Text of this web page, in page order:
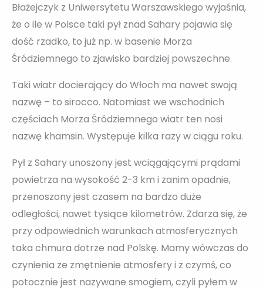
Błażejczyk z Uniwersytetu Warszawskiego wyjaśnia,
że o ile w Polsce taki pył znad Sahary pojawia się
dość rzadko, to już np. w basenie Morza
Śródziemnego to zjawisko bardziej powszechne.
Taki wiatr docierający do Włoch ma nawet swoją
nazwę – to sirocco. Natomiast we wschodnich
częściach Morza Śródziemnego wiatr ten nosi
nazwę khamsin. Występuje kilka razy w ciągu roku.
Pył z Sahary unoszony jest wciągającymi prądami
powietrza na wysokość 2-3 km i zanim opadnie,
przenoszony jest czasem na bardzo duże
odległości, nawet tysiące kilometrów. Zdarza się, że
przy odpowiednich warunkach atmosferycznych
taka chmura dotrze nad Polskę. Mamy wówczas do
czynienia ze zmętnienie atmosfery i z czymś, co
potocznie jest nazywane smogiem, czyli pyłem w